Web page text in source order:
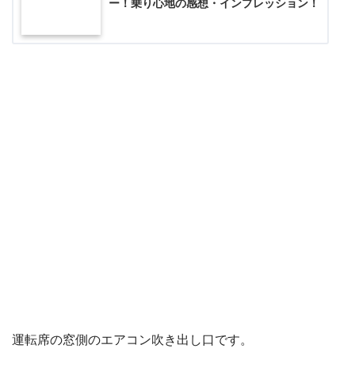
ー！乗り心地の感想・インプレッション！
運転席の窓側のエアコン吹き出し口です。